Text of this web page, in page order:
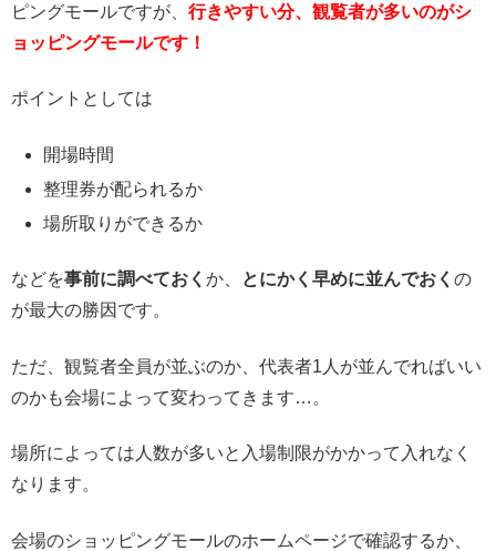
ピングモールですが、 行きやすい分、観覧者が多いのがシ
ョッピングモールです！
ポイントとしては
開場時間
整理券が配られるか
場所取りができるか
などを事前に調べておく か、 とにかく早めに並んでおく の
が最大の勝因です。
ただ、観覧者全員が並ぶのか、代表者1人が並んでればいい
のかも会場によって変わってきます…。
場所によっては人数が多いと入場制限がかかって入れなく
なります。
会場のショッピングモールのホームページで確認するか、